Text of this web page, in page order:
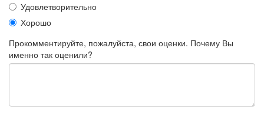
Удовлетворительно
Хорошо
Прокомментируйте, пожалуйста, свои оценки. Почему Вы
именно так оценили?